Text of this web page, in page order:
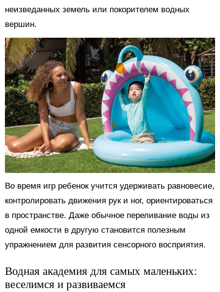
неизведанных земель или покорителем водных
вершин.
Во время игр ребенок учится удерживать равновесие,
контролировать движения рук и ног, ориентироваться
в пространстве. Даже обычное переливание воды из
одной емкости в другую становится полезным
упражнением для развития сенсорного восприятия.
Водная академия для самых маленьких:
веселимся и развиваемся